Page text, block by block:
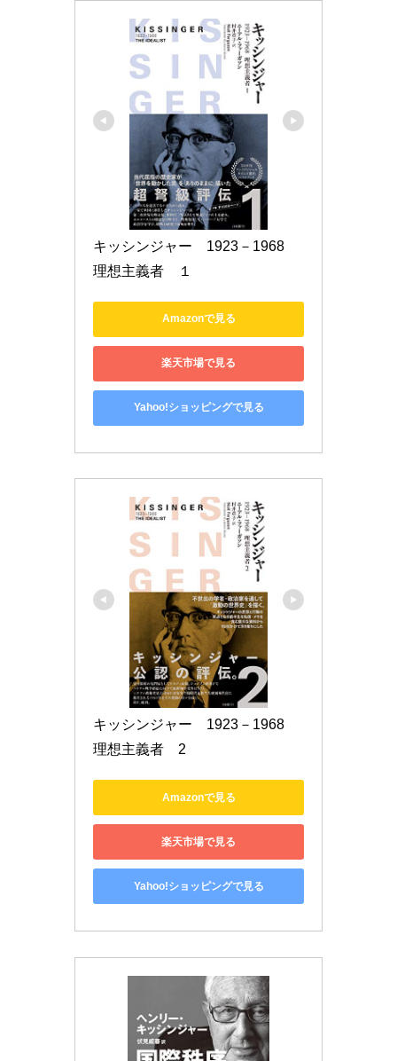
キッシンジャー　1923－1968
理想主義者　１
Amazonで見る
楽天市場で見る
Yahoo!ショッピングで見る
キッシンジャー　1923－1968
理想主義者　2
Amazonで見る
楽天市場で見る
Yahoo!ショッピングで見る